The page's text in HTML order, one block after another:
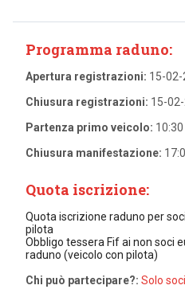
Programma raduno:
Apertura registrazioni: 15-02-
Chiusura registrazioni: 15-
Partenza primo veicolo: 10:30
Chiusura manifestazione:
Quota iscrizione:
Quota iscrizione raduno per
pilota
Obbligo tessera Fif ai non soci
raduno (veicolo con pilota)
Chi può partecipare?: Solo